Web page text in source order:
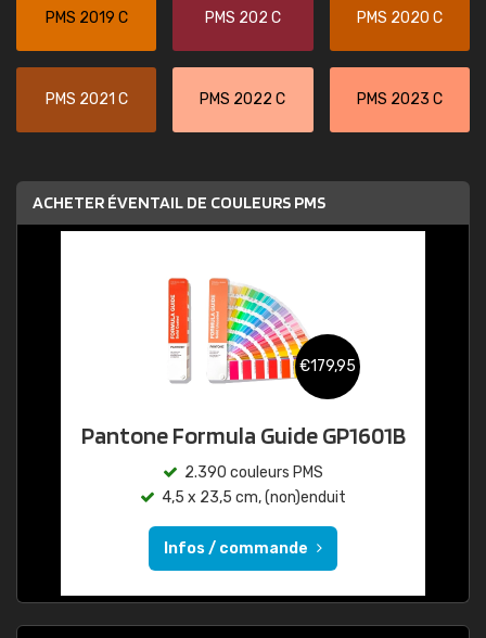
PMS 2019 C PMS 202 C PMS 2020 C
PMS 2021 C PMS 2022 C PMS 2023 C
ACHETER ÉVENTAIL DE COULEURS PMS
€179,95
Pantone Formula Guide GP1601B
2.390 couleurs PMS
4,5 x 23,5 cm, (non)enduit
Infos / commande